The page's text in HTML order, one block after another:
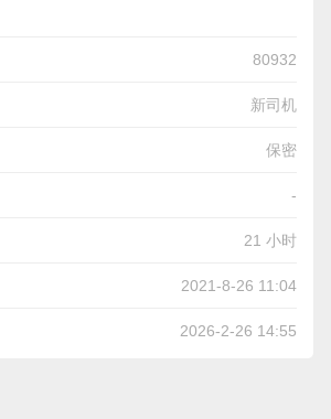
80932
新司机
保密
-
21 小时
2021-8-26 11:04
2026-2-26 14:55